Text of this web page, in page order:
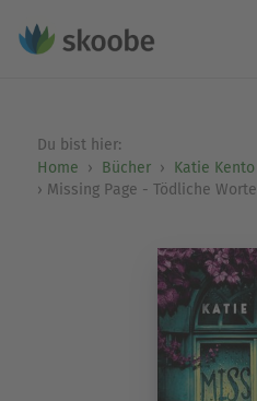
Du bist hier:
Home
Bücher
Katie Kento
Missing Page - Tödliche Worte